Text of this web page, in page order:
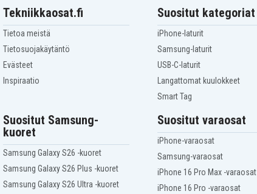
Tekniikkaosat.fi
Tietoa meistä
Tietosuojakäytäntö
Evästeet
Inspiraatio
Suositut kategoriat
iPhone-laturit
Samsung-laturit
USB-C-laturit
Langattomat kuulokkeet
Smart Tag
Suositut Samsung-
kuoret
Samsung Galaxy S26 -kuoret
Samsung Galaxy S26 Plus -kuoret
Samsung Galaxy S26 Ultra -kuoret
Suositut varaosat
iPhone-varaosat
Samsung-varaosat
iPhone 16 Pro Max -varaosat
iPhone 16 Pro -varaosat